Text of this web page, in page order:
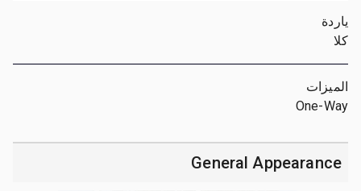
ياردة
كلا
الميزات
One-Way
General Appearance